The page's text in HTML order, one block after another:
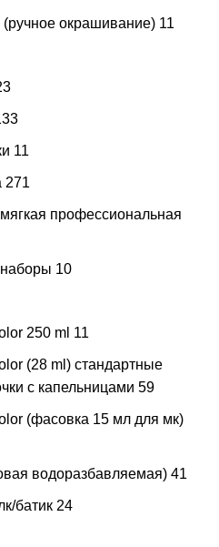
окрашивание) 11
11
271
профессиональная
10
250 ml 11
(28 ml) стандартные
с капельницами 59
(фасовка 15 мл для мк)
водоразбавляемая) 41
батик 24